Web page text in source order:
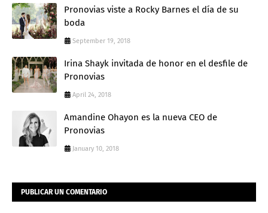
Pronovias viste a Rocky Barnes el día de su
boda
September 19, 2018
Irina Shayk invitada de honor en el desfile de
Pronovias
April 24, 2018
Amandine Ohayon es la nueva CEO de
Pronovias
January 10, 2018
PUBLICAR UN COMENTARIO